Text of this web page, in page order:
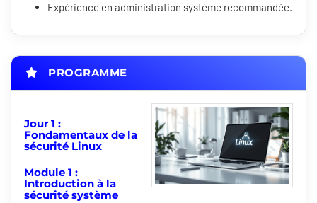
Expérience en administration système recommandée.
PROGRAMME
Jour 1 :
Fondamentaux de la
sécurité Linux
Module 1 :
Introduction à la
sécurité système